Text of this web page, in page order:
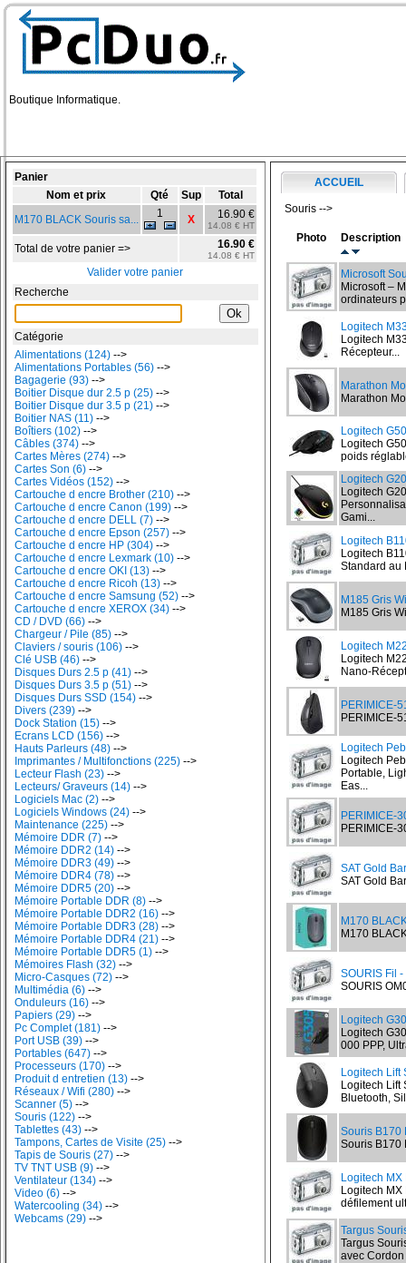
Boutique Informatique.
Panier
Nom et prix
Qté Sup
Total
M170 BLACK Souris sa...
1 X 16.90 €
14.08 € HT
Total de votre panier => 16.90 €
14.08 € HT
Valider votre panier
Recherche
Catégorie
Alimentations (124) -->
Alimentations Portables (56) -->
Bagagerie (93) -->
Boitier Disque dur 2.5 p (25) -->
Boitier Disque dur 3.5 p (21) -->
Boitier NAS (11) -->
Boîtiers (102) -->
Câbles (374) -->
Cartes Mères (274) -->
Cartes Son (6) -->
Cartes Vidéos (152) -->
Cartouche d encre Brother (210) -->
Cartouche d encre Canon (199) -->
Cartouche d encre DELL (7) -->
Cartouche d encre Epson (257) -->
Cartouche d encre HP (304) -->
Cartouche d encre Lexmark (10) -->
Cartouche d encre OKI (13) -->
Cartouche d encre Ricoh (13) -->
Cartouche d encre Samsung (52) -->
Cartouche d encre XEROX (34) -->
CD / DVD (66) -->
Chargeur / Pile (85) -->
Claviers / souris (106) -->
Clé USB (46) -->
Disques Durs 2.5 p (41) -->
Disques Durs 3.5 p (51) -->
Disques Durs SSD (154) -->
Divers (239) -->
Dock Station (15) -->
Ecrans LCD (156) -->
Hauts Parleurs (48) -->
Imprimantes / Multifonctions (225) -->
Lecteur Flash (23) -->
Lecteurs/ Graveurs (14) -->
Logiciels Mac (2) -->
Logiciels Windows (24) -->
Maintenance (225) -->
Mémoire DDR (7) -->
Mémoire DDR2 (14) -->
Mémoire DDR3 (49) -->
Mémoire DDR4 (78) -->
Mémoire DDR5 (20) -->
Mémoire Portable DDR (8) -->
Mémoire Portable DDR2 (16) -->
Mémoire Portable DDR3 (28) -->
Mémoire Portable DDR4 (21) -->
Mémoire Portable DDR5 (1) -->
Mémoires Flash (32) -->
Micro-Casques (72) -->
Multimédia (6) -->
Onduleurs (16) -->
Papiers (29) -->
Pc Complet (181) -->
Port USB (39) -->
Portables (647) -->
Processeurs (170) -->
Produit d entretien (13) -->
Réseaux / Wifi (280) -->
Scanner (5) -->
Souris (122) -->
Tablettes (43) -->
Tampons, Cartes de Visite (25) -->
Tapis de Souris (27) -->
TV TNT USB (9) -->
Ventilateur (134) -->
Video (6) -->
Watercooling (34) -->
Webcams (29) -->
ACCUEIL
Souris -->
Photo Description
Microsoft
Microsoft –
ordinateurs
Logitech
Logitech
Récepteur...
Marathon
Marathon
Logitech
Logitech
poids
Logitech
Logitech
Gami...
Logitech
Logitech
Standard au
M185 Gris
M185 Gris
Logitech
Logitech
Nano-
PERIMICE-
PERIMICE-
Logitech
Logitech
Portable,
Eas...
PERIMICE-
PERIMICE-
SAT Gold
SAT Gold
M170
M170
SOURIS Fil
SOURIS
Logitech
Logitech
000 PPP,
Logitech Lift
Logitech Lift
Bluetooth,
Souris B170
Souris B170
Logitech MX
Logitech
défilement
Targus
Targus
avec